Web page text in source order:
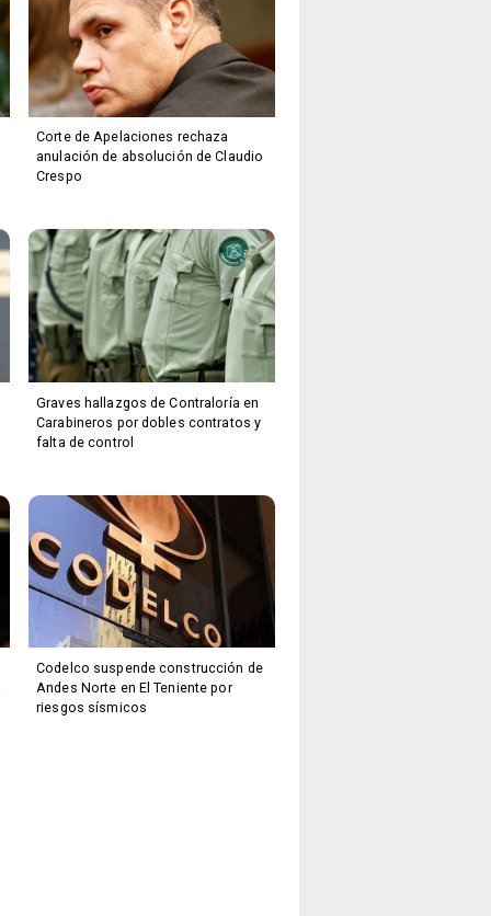
Corte de Apelaciones rechaza
anulación de absolución de Claudio
Crespo
Graves hallazgos de Contraloría en
Carabineros por dobles contratos y
falta de control
Codelco suspende construcción de
Andes Norte en El Teniente por
riesgos sísmicos